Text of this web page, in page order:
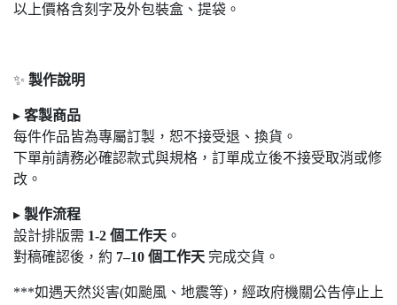
以上價格含刻字及外包裝盒、提袋。
✨ 製作說明
▸ 客製商品
每件作品皆為專屬訂製，恕不接受退 、換貨。
下單前請務必確認款式與規格，訂單成立後不接受取消或修
改。
▸ 製作流程
設計排版需 1-2 個工作天 。
對稿確認後，約 7–10 個工作天 完成交貨。
***如遇天然災害(如颱風、地震等)，經政府機關公告停止上